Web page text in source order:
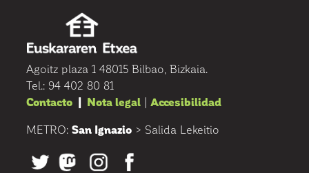
Agoitz plaza 1 48015 Bilbao, Bizkaia.
Tel.: 94 402 80 81
Contacto | Nota legal | Accesibilidad
METRO: San Ignazio > Salida Lekeitio